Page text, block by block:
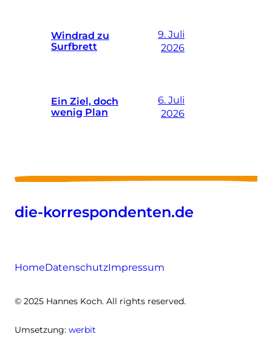
Windrad zu
Surfbrett
9. Juli
2026
Ein Ziel, doch
wenig Plan
6. Juli
2026
die-korrespondenten.de
HomeDatenschutzImpressum
© 2025 Hannes Koch. All rights reserved.
Umsetzung: werbit